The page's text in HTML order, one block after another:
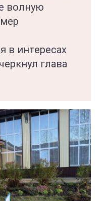
волную
в интересах
глава